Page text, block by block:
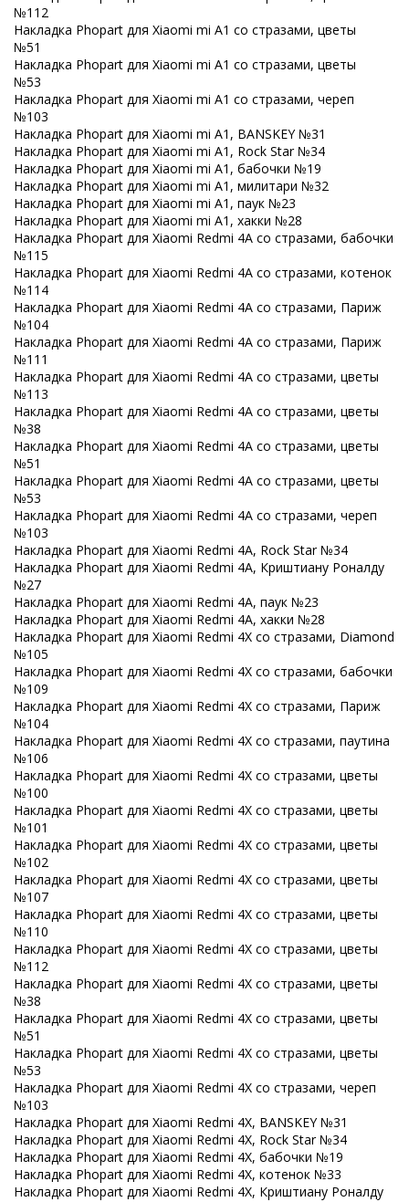
№112
Накладка Phopart для Xiaomi mi A1 со стразами, цветы
№51
Накладка Phopart для Xiaomi mi A1 со стразами, цветы
№53
Накладка Phopart для Xiaomi mi A1 со стразами, череп
№103
Накладка Phopart для Xiaomi mi A1, BANSKEY №31
Накладка Phopart для Xiaomi mi A1, Rock Star №34
Накладка Phopart для Xiaomi mi A1, бабочки №19
Накладка Phopart для Xiaomi mi A1, милитари №32
Накладка Phopart для Xiaomi mi A1, паук №23
Накладка Phopart для Xiaomi mi A1, хакки №28
Накладка Phopart для Xiaomi Redmi 4A со стразами, бабочки
№115
Накладка Phopart для Xiaomi Redmi 4A со стразами, котенок
№114
Накладка Phopart для Xiaomi Redmi 4A со стразами, Париж
№104
Накладка Phopart для Xiaomi Redmi 4A со стразами, Париж
№111
Накладка Phopart для Xiaomi Redmi 4A со стразами, цветы
№113
Накладка Phopart для Xiaomi Redmi 4A со стразами, цветы
№38
Накладка Phopart для Xiaomi Redmi 4A со стразами, цветы
№51
Накладка Phopart для Xiaomi Redmi 4A со стразами, цветы
№53
Накладка Phopart для Xiaomi Redmi 4A со стразами, череп
№103
Накладка Phopart для Xiaomi Redmi 4A, Rock Star №34
Накладка Phopart для Xiaomi Redmi 4A, Криштиану Роналду
№27
Накладка Phopart для Xiaomi Redmi 4A, паук №23
Накладка Phopart для Xiaomi Redmi 4A, хакки №28
Накладка Phopart для Xiaomi Redmi 4X со стразами, Diamond
№105
Накладка Phopart для Xiaomi Redmi 4X со стразами, бабочки
№109
Накладка Phopart для Xiaomi Redmi 4X со стразами, Париж
№104
Накладка Phopart для Xiaomi Redmi 4X со стразами, паутина
№106
Накладка Phopart для Xiaomi Redmi 4X со стразами, цветы
№100
Накладка Phopart для Xiaomi Redmi 4X со стразами, цветы
№101
Накладка Phopart для Xiaomi Redmi 4X со стразами, цветы
№102
Накладка Phopart для Xiaomi Redmi 4X со стразами, цветы
№107
Накладка Phopart для Xiaomi Redmi 4X со стразами, цветы
№110
Накладка Phopart для Xiaomi Redmi 4X со стразами, цветы
№112
Накладка Phopart для Xiaomi Redmi 4X со стразами, цветы
№38
Накладка Phopart для Xiaomi Redmi 4X со стразами, цветы
№51
Накладка Phopart для Xiaomi Redmi 4X со стразами, цветы
№53
Накладка Phopart для Xiaomi Redmi 4X со стразами, череп
№103
Накладка Phopart для Xiaomi Redmi 4X, BANSKEY №31
Накладка Phopart для Xiaomi Redmi 4X, Rock Star №34
Накладка Phopart для Xiaomi Redmi 4X, бабочки №19
Накладка Phopart для Xiaomi Redmi 4X, котенок №33
Накладка Phopart для Xiaomi Redmi 4X, Криштиану Роналду